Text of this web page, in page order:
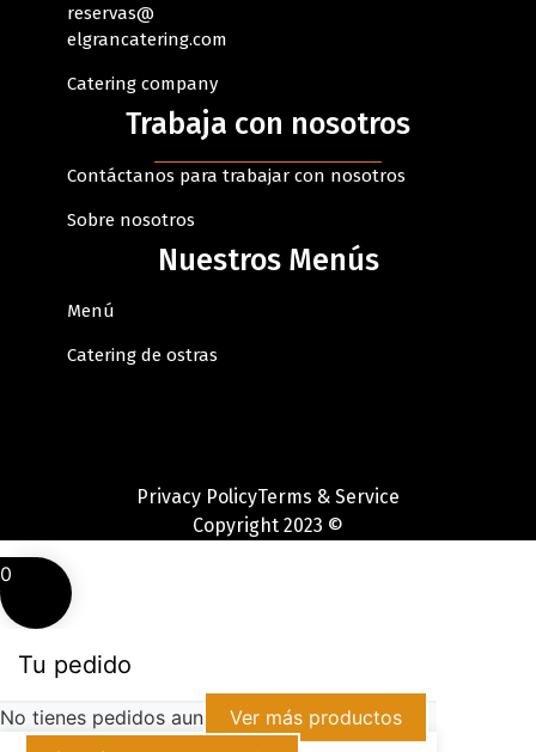
reservas@
elgrancatering.com
Catering company
Trabaja con nosotros
Contáctanos para trabajar con nosotros
Sobre nosotros
Nuestros Menús
Menú
Catering de ostras
Privacy PolicyTerms & Service
Copyright 2023 ©
0
Tu pedido
No tienes pedidos aun Ver más productos